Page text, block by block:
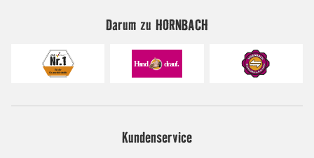
Darum zu HORNBACH
Kundenservice